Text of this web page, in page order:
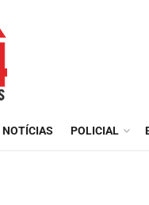
POLICIAL